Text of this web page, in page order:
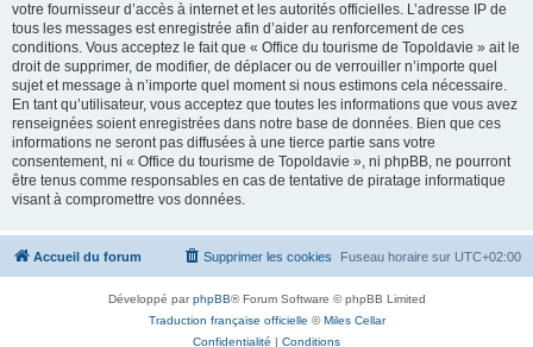
votre fournisseur d’accès à internet et les autorités officielles. L’adresse IP de
tous les messages est enregistrée afin d’aider au renforcement de ces
conditions. Vous acceptez le fait que « Office du tourisme de Topoldavie » ait le
droit de supprimer, de modifier, de déplacer ou de verrouiller n’importe quel
sujet et message à n’importe quel moment si nous estimons cela nécessaire.
En tant qu’utilisateur, vous acceptez que toutes les informations que vous avez
renseignées soient enregistrées dans notre base de données. Bien que ces
informations ne seront pas diffusées à une tierce partie sans votre
consentement, ni « Office du tourisme de Topoldavie », ni phpBB, ne pourront
être tenus comme responsables en cas de tentative de piratage informatique
visant à compromettre vos données.
Accueil du forum Fuseau horaire sur UTC+02:00
Supprimer les cookies
Développé parphpBB® Forum Software © phpBB Limited
Traduction française officielle ©Miles Cellar
Confidentialité | Conditions